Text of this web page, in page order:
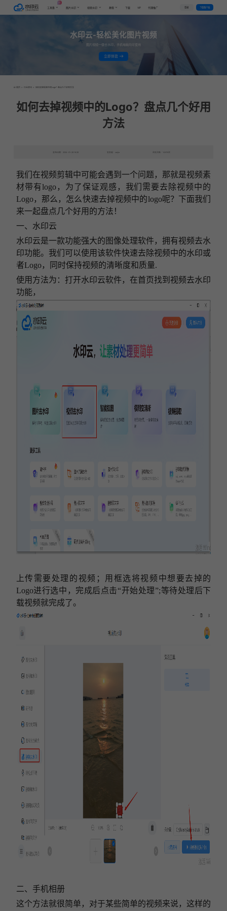
工具集 图片水印 视频水印 教程 下载 VIP 代理推广 登录 下载客户端
水印云-轻松美化图片视频
图片视频一键去水印，手机电脑均可使用
立即体验
首页 > 行业资讯 > 如何去掉视频中的Logo？盘点几个好用方法
如何去掉视频中的Logo？盘点几个好用
方法
发布日期：2024-01-29 16:28 发表者：caijie 浏览次数：14610次
我们在视频剪辑中可能会遇到一个问题 ，那就是视频素
材带有logo， 为了保证观感，我们需要去除视频中的
Logo，那么，怎么快速去掉视频中的logo呢？下面我们
来一起盘点几个好用的方法！
一、水印云
水印云是一款功能强大的 图像处理软件，拥有视频去水
印功能。我们 可以使用该软件快速去除视频中的水印或
者Logo，同时保持视频的清晰度和质量.
使用方法为 ：打开水印云软件，在首页找到视频去水印
功能，
上传需要处理的视频 ；
用框选将视频中想要去掉的
Logo进行选中， 完成后点击“开始处理”;等待处理后下
载视频就完成了。
二、手机相册
这个方法就很简单，对于某些简单的视频来说，这样的